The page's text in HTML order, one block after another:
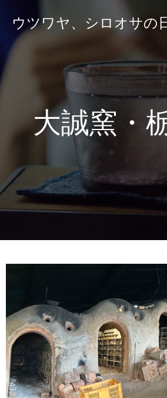
ウツワヤ、シロオサの
大誠窯・